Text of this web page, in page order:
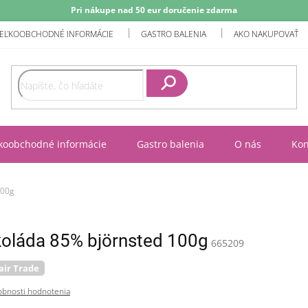
Pri nákupe nad 50 eur doručenie zdarma
INFORMÁCIE GASTRO BALENIA AKO NAKUPOVAŤ
informácie Gastro balenia O nás
85% björnsted 100g 665209
Trade
hodnotenia